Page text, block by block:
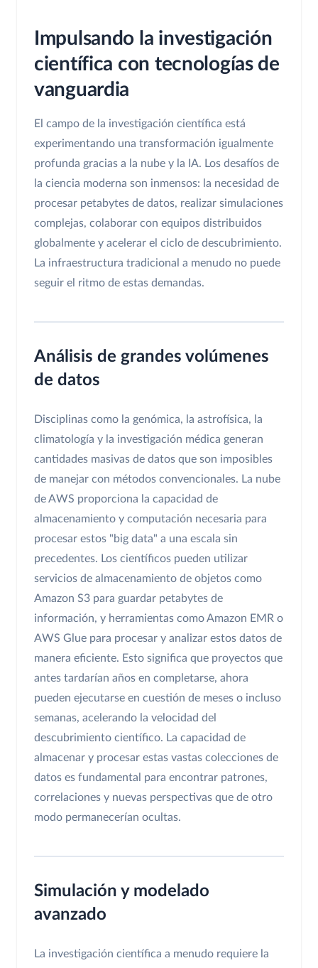
Impulsando la investigación
científica con tecnologías de
vanguardia
El campo de la investigación científica está
experimentando una transformación igualmente
profunda gracias a la nube y la IA. Los desafíos de
la ciencia moderna son inmensos: la necesidad de
procesar petabytes de datos, realizar simulaciones
complejas, colaborar con equipos distribuidos
globalmente y acelerar el ciclo de descubrimiento.
La infraestructura tradicional a menudo no puede
seguir el ritmo de estas demandas.
Análisis de grandes volúmenes
de datos
Disciplinas como la genómica, la astrofísica, la
climatología y la investigación médica generan
cantidades masivas de datos que son imposibles
de manejar con métodos convencionales. La nube
de AWS proporciona la capacidad de
almacenamiento y computación necesaria para
procesar estos "big data" a una escala sin
precedentes. Los científicos pueden utilizar
servicios de almacenamiento de objetos como
Amazon S3 para guardar petabytes de
información, y herramientas como Amazon EMR o
AWS Glue para procesar y analizar estos datos de
manera eficiente. Esto significa que proyectos que
antes tardarían años en completarse, ahora
pueden ejecutarse en cuestión de meses o incluso
semanas, acelerando la velocidad del
descubrimiento científico. La capacidad de
almacenar y procesar estas vastas colecciones de
datos es fundamental para encontrar patrones,
correlaciones y nuevas perspectivas que de otro
modo permanecerían ocultas.
Simulación y modelado
avanzado
La investigación científica a menudo requiere la